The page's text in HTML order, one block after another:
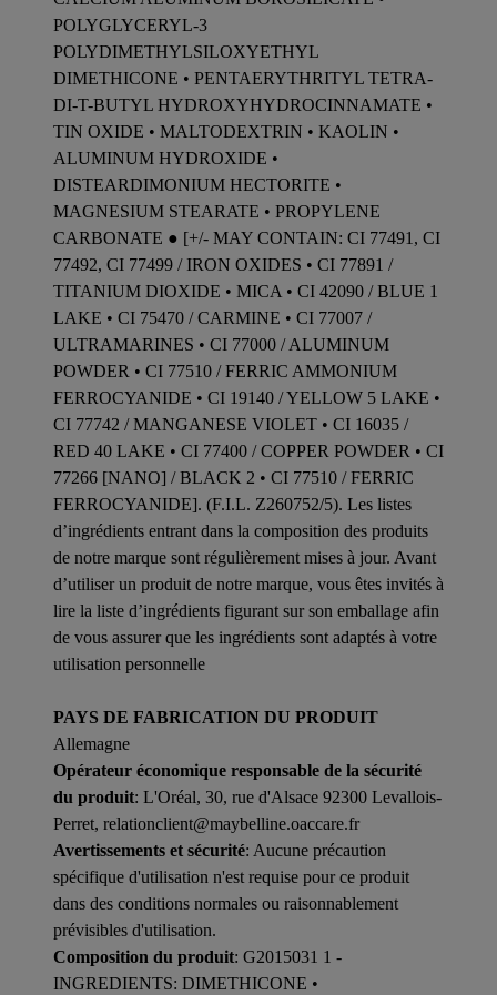
POLYGLYCERYL-3
POLYDIMETHYLSILOXYETHYL
DIMETHICONE • PENTAERYTHRITYL TETRA-
DI-T-BUTYL HYDROXYHYDROCINNAMATE •
TIN OXIDE • MALTODEXTRIN • KAOLIN •
ALUMINUM HYDROXIDE •
DISTEARDIMONIUM HECTORITE •
MAGNESIUM STEARATE • PROPYLENE
CARBONATE ● [+/- MAY CONTAIN: CI 77491, CI
77492, CI 77499 / IRON OXIDES • CI 77891 /
TITANIUM DIOXIDE • MICA • CI 42090 / BLUE 1
LAKE • CI 75470 / CARMINE • CI 77007 /
ULTRAMARINES • CI 77000 / ALUMINUM
POWDER • CI 77510 / FERRIC AMMONIUM
FERROCYANIDE • CI 19140 / YELLOW 5 LAKE •
CI 77742 / MANGANESE VIOLET • CI 16035 /
RED 40 LAKE • CI 77400 / COPPER POWDER • CI
77266 [NANO] / BLACK 2 • CI 77510 / FERRIC
FERROCYANIDE]. (F.I.L. Z260752/5). Les listes
d’ingrédients entrant dans la composition des produits
de notre marque sont régulièrement mises à jour. Avant
d’utiliser un produit de notre marque, vous êtes invités à
lire la liste d’ingrédients figurant sur son emballage afin
de vous assurer que les ingrédients sont adaptés à votre
utilisation personnelle
PAYS DE FABRICATION DU PRODUIT
Allemagne
Opérateur économique responsable de la sécurité
du produit: L'Oréal, 30, rue d'Alsace 92300 Levallois-
Perret, relationclient@maybelline.oaccare.fr
Avertissements et sécurité: Aucune précaution
spécifique d'utilisation n'est requise pour ce produit
dans des conditions normales ou raisonnablement
prévisibles d'utilisation.
Composition du produit: G2015031 1 -
INGREDIENTS: DIMETHICONE •